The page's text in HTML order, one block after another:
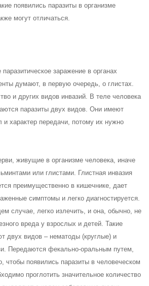
появились паразиты в организме
могут отличаться.
паразитическое заражение в органах
думают, в первую очередь, о глистах.
и других видов инвазий. В теле человека
паразиты двух видов. Они имеют
и характер передачи, потому их нужно
живущие в организме человека, иначе
или глистами. Глистная инвазия
преимущественно в кишечнике, дает
симптомы и легко диагностируется.
случае, легко излечить, и она, обычно, не
вреда у взрослых и детей. Такие
двух видов – нематоды (круглые) и
Передаются фекально-оральным путем,
чтобы появились паразиты в человеческом
проглотить значительное количество